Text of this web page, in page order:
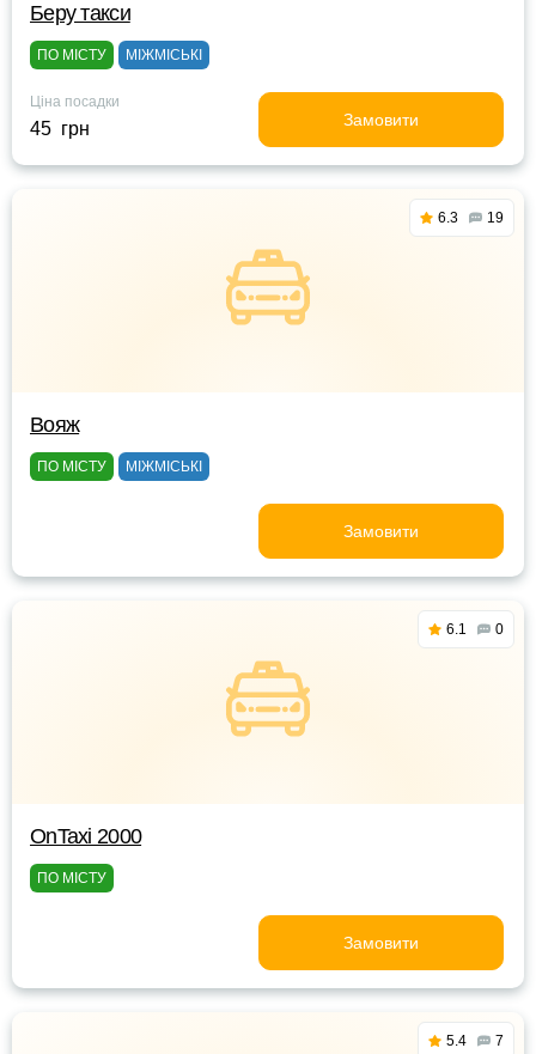
Беру такси
ПО МІСТУ МІЖМІСЬКІ
Ціна посадки
45 грн Замовити
6.3 19
Вояж
ПО МІСТУ МІЖМІСЬКІ
Замовити
6.1 0
OnTaxi 2000
ПО МІСТУ
Замовити
5.4 7